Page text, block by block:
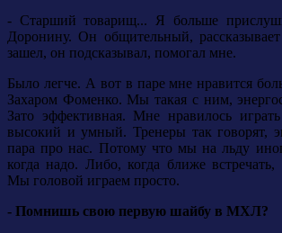
- Старший товарищ... Я больше
Доронину. Он общительный,
зашел, он подсказывал, помогал мне.
Было легче. А вот в паре мне нравится
Захаром Фоменко. Мы такая с ним,
Зато эффективная. Мне нравилось
высокий и умный. Тренеры так говорят,
пара про нас. Потому что мы на льду
когда надо. Либо, когда ближе
Мы головой играем просто.
- Помнишь свою первую шайбу в МХЛ?